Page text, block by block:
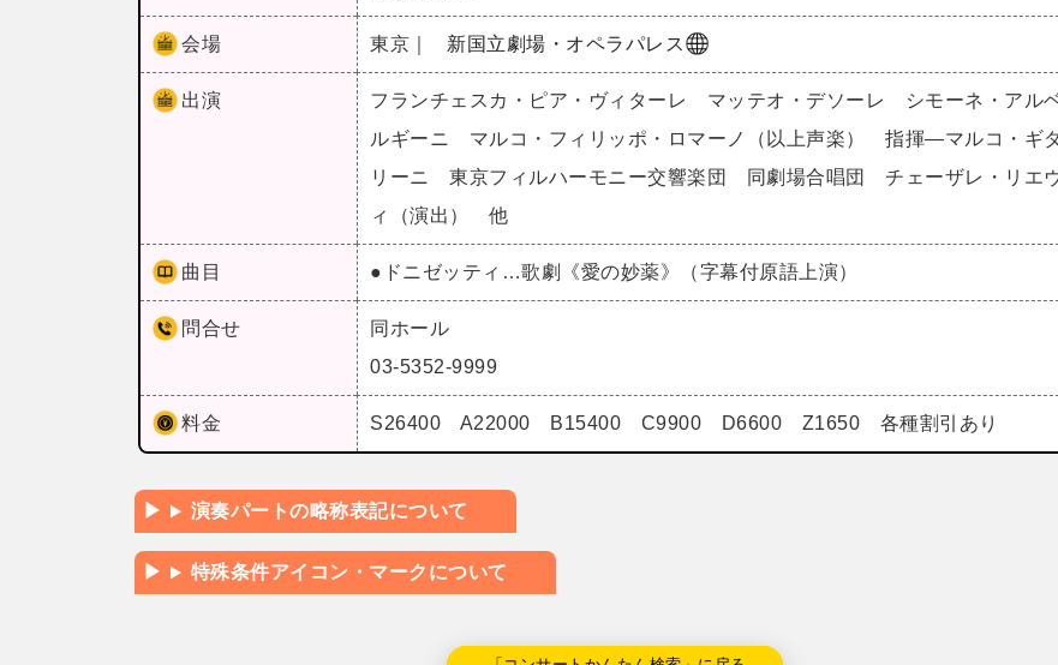
会場 東京｜ 新国立劇場・オペラパレス
出演
フランチェスカ・ピア・ヴィターレ マッテオ・デソーレ シモーネ・アル
ルギーニ マルコ・フィリッポ・ロマーノ（以上声楽） 指揮―マルコ・ギ
リーニ 東京フィルハーモニー交響楽団 同劇場合唱団 チェーザレ・リエ
ィ（演出） 他
曲目 ●ドニゼッティ…歌劇《愛の妙薬》（字幕付原語上演）
問合せ
同ホール
03-5352-9999
料金 S26400 A22000 B15400 C9900 D6600 Z1650 各種割引あり
演奏パートの略称表記について
特殊条件アイコン・マークについて